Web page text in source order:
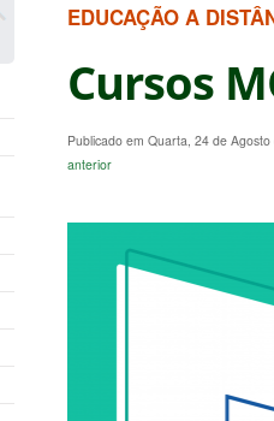
EDUCAÇÃO A
Cursos
Publicado em Quarta, 24 de
anterior